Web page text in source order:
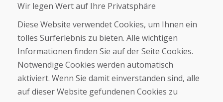
Geschäft
Kaufen
E-Shop
Impressum
Geschäftsbedingungen
Zahlung
Wir legen Wert auf Ihre Privatsphäre
Diese Website verwendet Cookies, um Ihnen ein
tolles Surferlebnis zu bieten. Alle wichtigen
Informationen finden Sie auf der Seite Cookies.
Notwendige Cookies werden automatisch
aktiviert. Wenn Sie damit einverstanden sind, alle
auf dieser Website gefundenen Cookies zu